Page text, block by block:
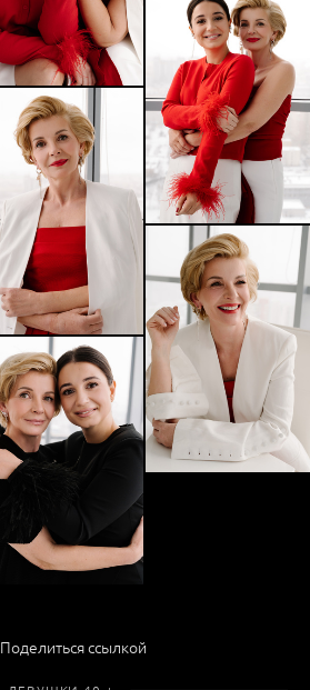
Поделиться ссылкой